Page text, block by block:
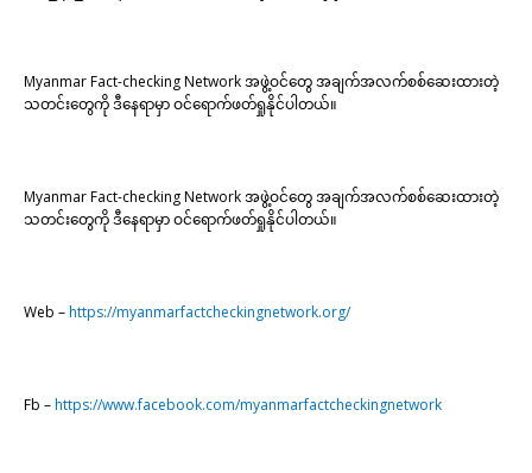
Myanmar Fact-checking Network အဖွဲ့ဝင်တွေ အချက်အလက်စစ်ဆေးထားတဲ့
သတင်းတွေကို ဒီနေရာမှာ ဝင်ရောက်ဖတ်ရှုနိုင်ပါတယ်။
Myanmar Fact-checking Network အဖွဲ့ဝင်တွေ အချက်အလက်စစ်ဆေးထားတဲ့
သတင်းတွေကို ဒီနေရာမှာ ဝင်ရောက်ဖတ်ရှုနိုင်ပါတယ်။
Web –https://myanmarfactcheckingnetwork.org/
Fb –https://www.facebook.com/myanmarfactcheckingnetwork